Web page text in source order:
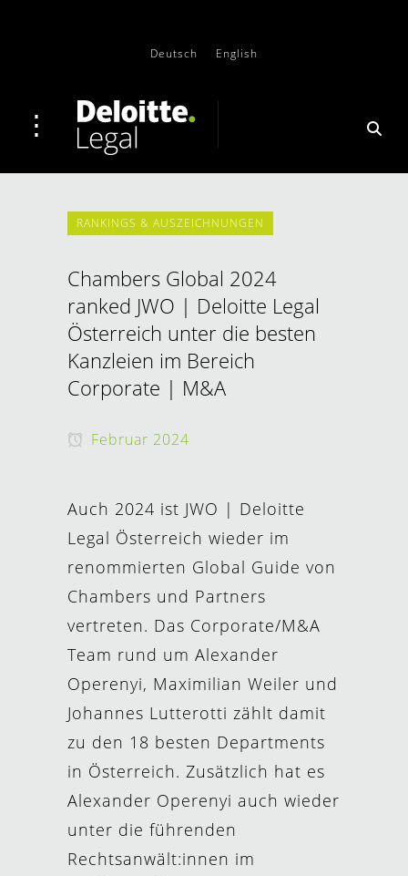
Deutsch English
RANKINGS & AUSZEICHNUNGEN
Chambers Global 2024
ranked JWO | Deloitte Legal
Österreich unter die besten
Kanzleien im Bereich
Corporate | M&A
Februar 2024
Auch 2024 ist JWO | Deloitte
Legal Österreich wieder im
renommierten Global Guide von
Chambers und Partners
vertreten. Das Corporate/M&A
Team rund um Alexander
Operenyi, Maximilian Weiler und
Johannes Lutterotti zählt damit
zu den 18 besten Departments
in Österreich. Zusätzlich hat es
Alexander Operenyi auch wieder
unter die führenden
Rechtsanwält:innen im